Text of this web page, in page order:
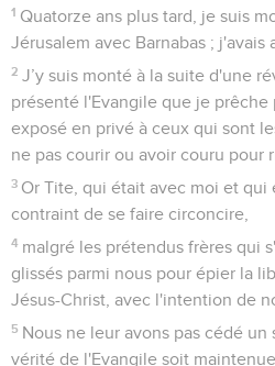
1 Quatorze ans plus tard, je suis
Jérusalem avec Barnabas ; j'avais
2 J’y suis monté à la suite d'une
présenté l'Evangile que je prêche
exposé en privé à ceux qui sont
ne pas courir ou avoir couru pour
3 Or Tite, qui était avec moi et qui
contraint de se faire circoncire,
4 malgré les prétendus frères qui
glissés parmi nous pour épier la
Jésus-Christ, avec l'intention de
5 Nous ne leur avons pas cédé
vérité de l'Evangile soit